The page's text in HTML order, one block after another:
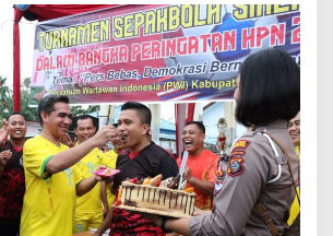
u
b
a
r
a
A
K
B
P
J
o